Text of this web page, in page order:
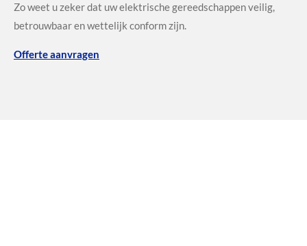
Zo weet u zeker dat uw elektrische gereedschappen veilig,
betrouwbaar en wettelijk conform zijn.
Offerte aanvragen